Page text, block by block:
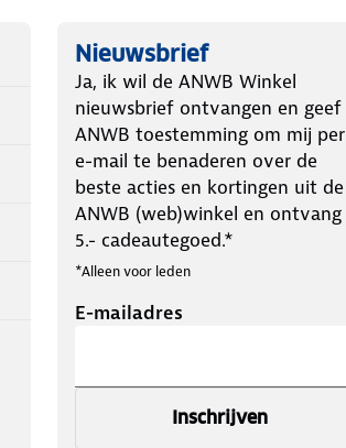
Nieuwsbrief
Ja, ik wil de ANWB Winkel
nieuwsbrief ontvangen en geef
ANWB toestemming om mij per
e-mail te benaderen over de
beste acties en kortingen uit de
ANWB (web)winkel en ontvang
5.- cadeautegoed.*
*Alleen voor leden
E-mailadres
Inschrijven